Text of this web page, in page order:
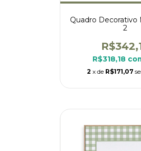
Quadro Decorativo
2
R$318,18
2 x de R$171,07